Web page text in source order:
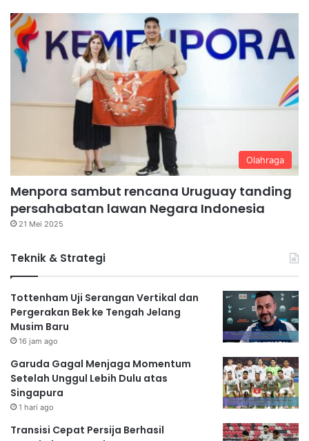
Olahraga
Menpora sambut rencana Uruguay tanding
persahabatan lawan Negara Indonesia
21 Mei 2025
Teknik & Strategi
Tottenham Uji Serangan Vertikal dan
Pergerakan Bek ke Tengah Jelang
Musim Baru
16 jam ago
Garuda Gagal Menjaga Momentum
Setelah Unggul Lebih Dulu atas
Singapura
1 hari ago
Transisi Cepat Persija Berhasil